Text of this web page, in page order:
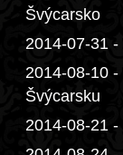
Švýcarsko
2014-07-31
2014-08-10
Švýcarsku
2014-08-21